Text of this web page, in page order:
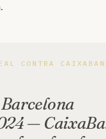
CONTRA
—